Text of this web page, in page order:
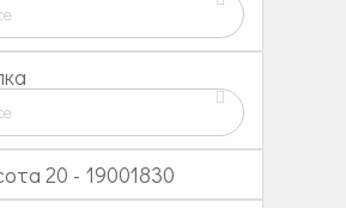
20 - 19001830